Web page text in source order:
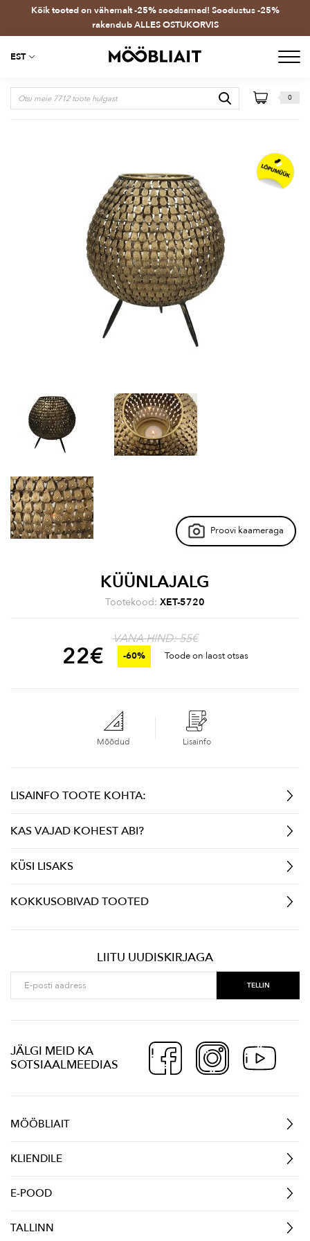
Kõik tooted on vähemalt -25% soodsamad! Soodustus -25%
rakendub ALLES OSTUKORVIS
EST
0
Proovi kaameraga
KÜÜNLAJALG
Tootekood: XET-5720
VANA HIND: 55€
22€ -60% Toode on laost otsas
Mõõdud Lisainfo
LISAINFO TOOTE KOHTA:
KAS VAJAD KOHEST ABI?
KÜSI LISAKS
KOKKUSOBIVAD TOOTED
LIITU UUDISKIRJAGA
JÄLGI MEID KA
SOTSIAALMEEDIAS
MÖÖBLIAIT
KLIENDILE
E-POOD
TALLINN